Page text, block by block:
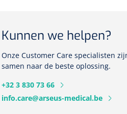
Kunnen we helpen?
Onze Customer Care specialisten
samen naar de beste oplossing.
+32 3 830 73 66
info.care@arseus-medical.be